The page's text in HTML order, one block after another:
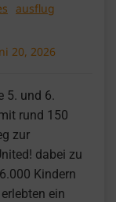
ausflug
20, 2026
5. und 6.
rund 150
zur
dabei zu
Kindern
ein